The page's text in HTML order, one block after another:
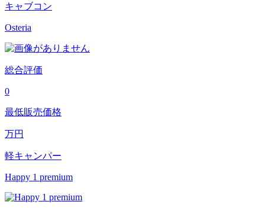
キャブコン
Osteria
総合評価
0
最低販売価格
万円
軽キャンパー
Happy 1 premium